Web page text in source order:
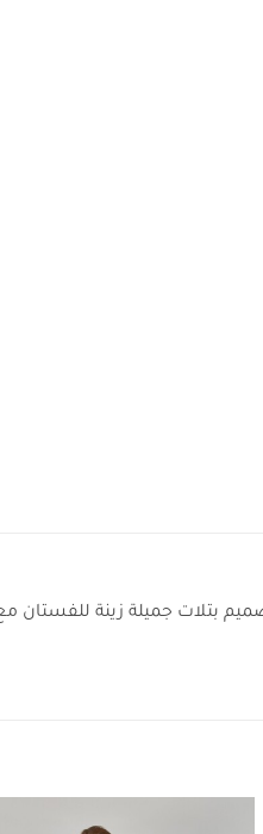
بتلات جميلة زينة للفستان